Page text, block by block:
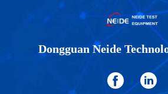
Dongguan Neide